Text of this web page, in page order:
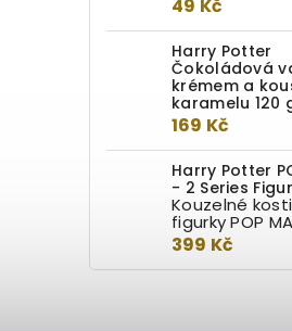
49 Kč
Harry Potter
Čokoládová
krémem a
karamelu 120
169 Kč
Harry Potter
- 2 Series
Kouzelné
figurky POP
399 Kč